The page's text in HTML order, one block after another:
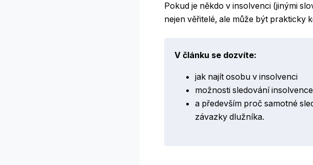
Pokud je někdo v insolvenci (jinými
nejen věřitelé, ale může být prakticky
V článku se dozvíte:
jak najít osobu v insolvenci
možnosti sledování
a především proč samotné
závazky dlužníka.